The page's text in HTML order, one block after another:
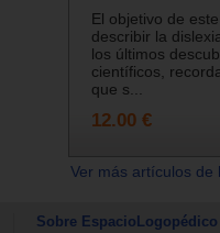
El objetivo de
describir la
los últimos
científicos,
que s...
12.00 €
Ver más artículos
Sobre EspacioLogopédico